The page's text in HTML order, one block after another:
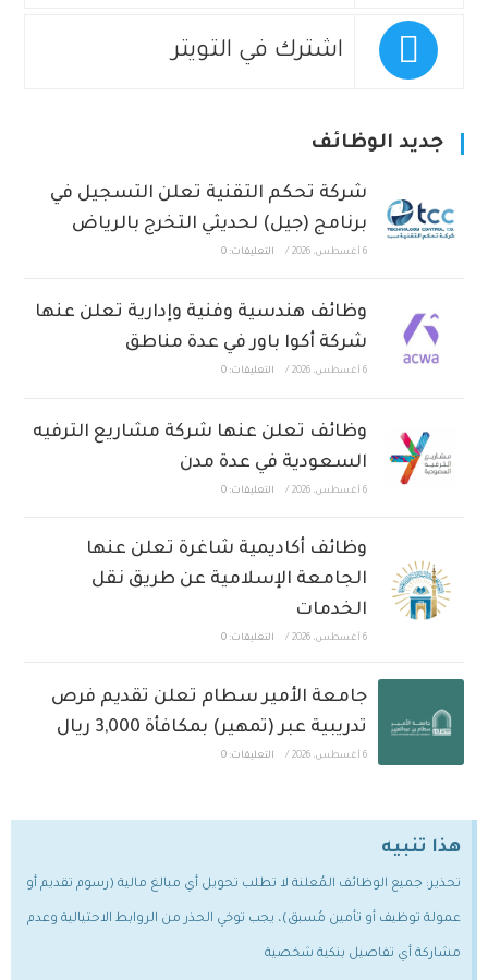
اشترك في التويتر
جديد الوظائف
شركة تحكم التقنية تعلن التسجيل في
برنامج (جيل) لحديثي التخرج بالرياض
6 أغسطس، 2026 / التعليقات: 0
وظائف هندسية وفنية وإدارية تعلن عنها
شركة أكوا باور في عدة مناطق
6 أغسطس، 2026 / التعليقات: 0
وظائف تعلن عنها شركة مشاريع الترفيه
السعودية في عدة مدن
6 أغسطس، 2026 / التعليقات: 0
وظائف أكاديمية شاغرة تعلن عنها
الجامعة الإسلامية عن طريق نقل
الخدمات
6 أغسطس، 2026 / التعليقات: 0
جامعة الأمير سطام تعلن تقديم فرص
تدريبية عبر (تمهير) بمكافأة 3,000 ريال
6 أغسطس، 2026 / التعليقات: 0
هذا تنبيه
تحذير: جميع الوظائف المُعلنة لا تطلب تحويل أي مبالغ مالية (رسوم تقديم أو
عمولة توظيف أو تأمين مُسبق)، يجب توخي الحذر من الروابط الاحتيالية وعدم
مشاركة أي تفاصيل بنكية شخصية